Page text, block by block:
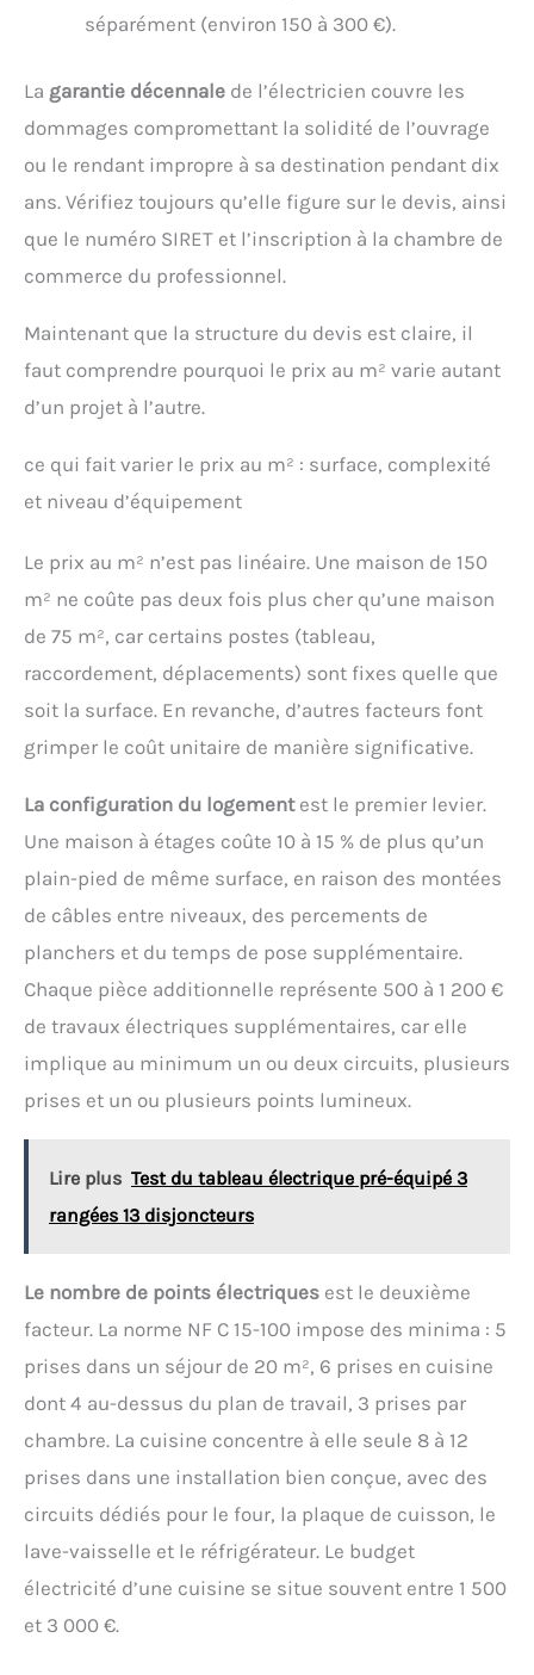
séparément (environ 150 à 300 €).
La garantie décennale de l’électricien couvre les
dommages compromettant la solidité de l’ouvrage
ou le rendant impropre à sa destination pendant dix
ans. Vérifiez toujours qu’elle figure sur le devis, ainsi
que le numéro SIRET et l’inscription à la chambre de
commerce du professionnel.
Maintenant que la structure du devis est claire, il
faut comprendre pourquoi le prix au m² varie autant
d’un projet à l’autre.
ce qui fait varier le prix au m² : surface, complexité
et niveau d’équipement
Le prix au m² n’est pas linéaire. Une maison de 150
m² ne coûte pas deux fois plus cher qu’une maison
de 75 m², car certains postes (tableau,
raccordement, déplacements) sont fixes quelle que
soit la surface. En revanche, d’autres facteurs font
grimper le coût unitaire de manière significative.
La configuration du logementest le premier levier.
Une maison à étages coûte 10 à 15 % de plus qu’un
plain-pied de même surface, en raison des montées
de câbles entre niveaux, des percements de
planchers et du temps de pose supplémentaire.
Chaque pièce additionnelle représente 500 à 1 200 €
de travaux électriques supplémentaires, car elle
implique au minimum un ou deux circuits, plusieurs
prises et un ou plusieurs points lumineux.
Lire plus Test du tableau électrique pré-équipé 3
rangées 13 disjoncteurs
Le nombre de points électriques est le deuxième
facteur. La norme NF C 15-100 impose des minima : 5
prises dans un séjour de 20 m², 6 prises en cuisine
dont 4 au-dessus du plan de travail, 3 prises par
chambre. La cuisine concentre à elle seule 8 à 12
prises dans une installation bien conçue, avec des
circuits dédiés pour le four, la plaque de cuisson, le
lave-vaisselle et le réfrigérateur. Le budget
électricité d’une cuisine se situe souvent entre 1 500
et 3 000 €.